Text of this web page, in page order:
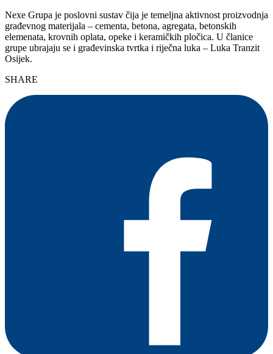
Nexe Grupa je poslovni sustav čija je temeljna aktivnost proizvodnja
građevnog materijala – cementa, betona, agregata, betonskih
elemenata, krovnih oplata, opeke i keramičkih pločica. U članice
grupe ubrajaju se i građevinska tvrtka i riječna luka – Luka Tranzit
Osijek.
SHARE